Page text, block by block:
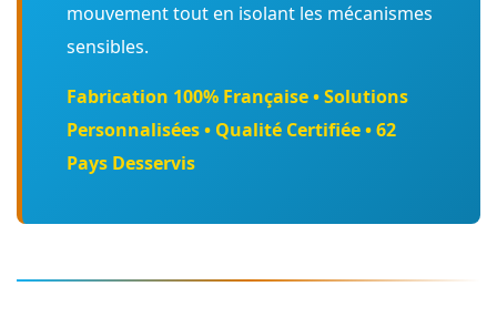
mouvement tout en isolant les mécanismes
sensibles.
Fabrication 100% Française • Solutions
Personnalisées • Qualité Certifiée • 62
Pays Desservis